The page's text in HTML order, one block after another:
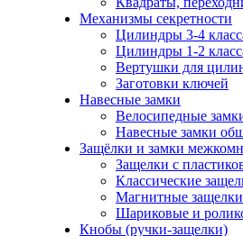
Механизмы секретности
Цилиндры 3-4
Цилиндры 1-2
Вертушки для
Заготовки ключей
Навесные замки
Велосипедные
Навесные замки
Защёлки и замки
Защелки с
Классические
Магнитные защелки
Шариковые и
Кнобы (ручки-защелки)